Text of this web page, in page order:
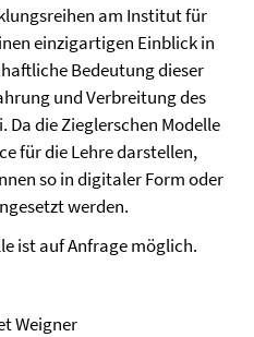
am Institut für
einzigartigen Einblick in
Bedeutung dieser
und Verbreitung des
Da die Zieglerschen Modelle
für die Lehre darstellen,
so in digitaler Form oder
werden.
ist auf Anfrage möglich.
Weigner